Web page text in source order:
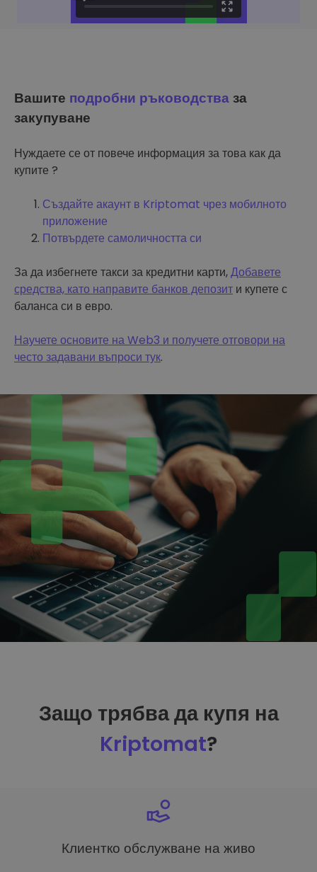
Вашите подробни ръководстваза
закупуване
Нуждаете се от повече информация за това как да
купите ?
Създайте акаунт в Kriptomat чрез мобилното
приложение
Потвърдете самоличността си
За да избегнете такси за кредитни карти,Добавете
средства, като направите банков депозит и купете с
баланса си в евро.
Научете основите на Web3 и получете отговори на
често задавани въпроси тук.
Защо трябва да купя на
Kriptomat?
Клиентко обслужване на живо